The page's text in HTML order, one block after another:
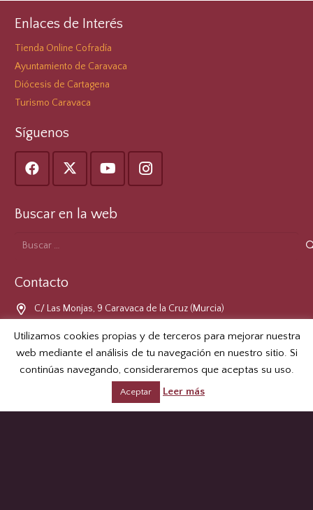
Enlaces de Interés
Tienda Online Cofradía
Ayuntamiento de Caravaca
Diócesis de Cartagena
Turismo Caravaca
Síguenos
Buscar en la web
Buscar:
Contacto
C/ Las Monjas, 9 Caravaca de la Cruz (Murcia)
968 70 75 28
cofradia@lacruzdecaravaca.es
Utilizamos cookies propias y de terceros para mejorar nuestra
web mediante el análisis de tu navegación en nuestro sitio. Si
continúas navegando, consideraremos que aceptas su uso.
Aceptar Leer más